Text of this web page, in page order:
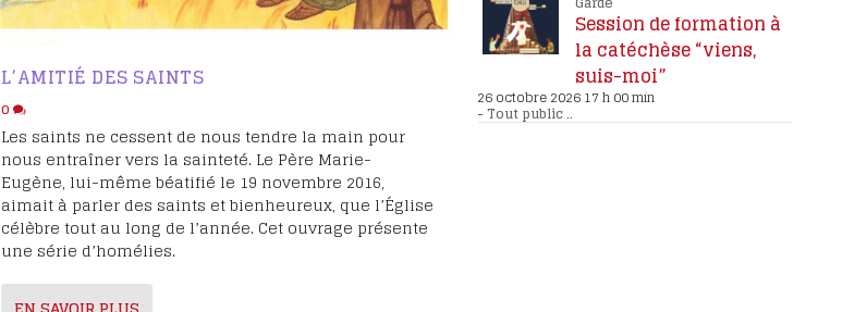
L’AMITIÉ DES SAINTS
0
Les saints ne cessent de nous tendre la main pour
nous entraîner vers la sainteté. Le Père Marie-
Eugène, lui-même béatifié le 19 novembre 2016,
aimait à parler des saints et bienheureux, que l’Église
célèbre tout au long de l’année. Cet ouvrage présente
une série d’homélies.
Session de formation à
la catéchèse “viens,
suis-moi”
26 octobre 2026 17 h 00 min
-Tout public..